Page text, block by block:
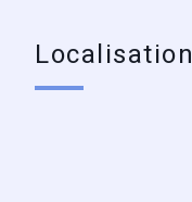
Localisation